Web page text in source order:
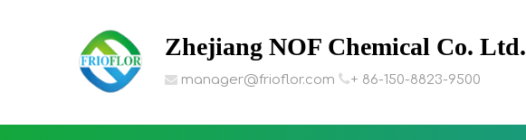
Zhejiang NOF Chemical Co. Ltd.
 manager@frioflor.com + 86-150-8823-9500